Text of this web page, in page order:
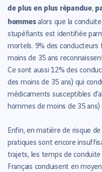
de plus en plus répandue,
hommesalors que la conduite
stupéfiants est identifiée
mortels. 9% des conducteurs
moins de 35 ans
Ce sont aussi 12% des
des moins de 35 ans) qui
médicaments susceptibles
hommes de moins de 35
Enfin, en matière de risque
pratiques sont encore
trajets, les temps de
Français conduisent en